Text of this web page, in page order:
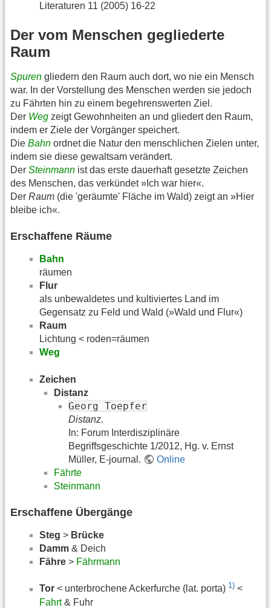
Literaturen 11 (2005) 16-22
Der vom Menschen gegliederte
Raum
Spuren gliedern den Raum auch dort, wo nie ein Mensch
war. In der Vorstellung des Menschen werden sie jedoch
zu Fährten hin zu einem begehrenswerten Ziel.
Der Weg zeigt Gewohnheiten an und gliedert den Raum,
indem er Ziele der Vorgänger speichert.
Die Bahn ordnet die Natur den menschlichen Zielen unter,
indem sie diese gewaltsam verändert.
Der Steinmann ist das erste dauerhaft gesetzte Zeichen
des Menschen, das verkündet »Ich war hier«.
Der Raum (die 'geräumte' Fläche im Wald) zeigt an »Hier
bleibe ich«.
Erschaffene Räume
Bahn
räumen
Flur
als unbewaldetes und kultiviertes Land im
Gegensatz zu Feld und Wald (»Wald und Flur«)
Raum
Lichtung < roden=räumen
Weg
Zeichen
Distanz
Georg Toepfer
Distanz.
In: Forum Interdisziplinäre
Begriffsgeschichte 1/2012, Hg. v. Ernst
Müller, E-journal.
Online
Fährte
Steinmann
Erschaffene Übergänge
Steg > Brücke
Damm & Deich
Fähre > Fährmann
Tor < unterbrochene Ackerfurche (lat. porta) 1) <
Fahrt& Fuhr